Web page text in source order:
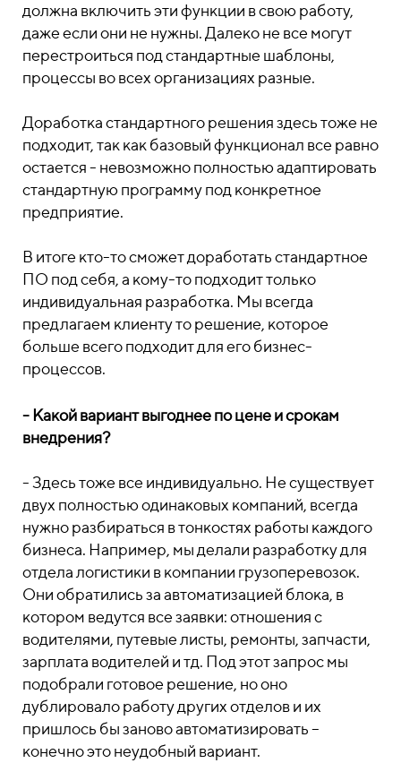
должна включить эти функции в свою работу,
даже если они не нужны. Далеко не все могут
перестроиться под стандартные шаблоны,
процессы во всех организациях разные.
Доработка стандартного решения здесь тоже не
подходит, так как базовый функционал все равно
остается - невозможно полностью адаптировать
стандартную программу под конкретное
предприятие.
В итоге кто-то сможет доработать стандартное
ПО под себя, а кому-то подходит только
индивидуальная разработка. Мы всегда
предлагаем клиенту то решение, которое
больше всего подходит для его бизнес-
процессов.
- Какой вариант выгоднее по цене и срокам
внедрения?
- Здесь тоже все индивидуально. Не существует
двух полностью одинаковых компаний, всегда
нужно разбираться в тонкостях работы каждого
бизнеса. Например, мы делали разработку для
отдела логистики в компании грузоперевозок.
Они обратились за автоматизацией блока, в
котором ведутся все заявки: отношения с
водителями, путевые листы, ремонты, запчасти,
зарплата водителей и тд. Под этот запрос мы
подобрали готовое решение, но оно
дублировало работу других отделов и их
пришлось бы заново автоматизировать –
конечно это неудобный вариант.